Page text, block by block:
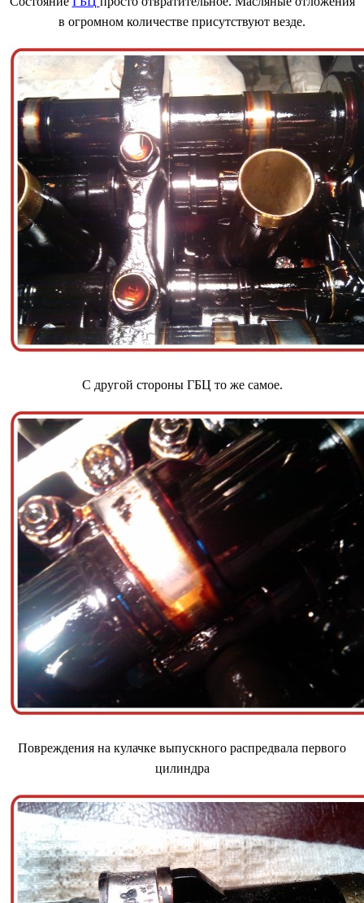
в огромном количестве присутствуют везде.
С другой стороны ГБЦ то же самое.
Повреждения на кулачке выпускного распредвала первого
цилиндра